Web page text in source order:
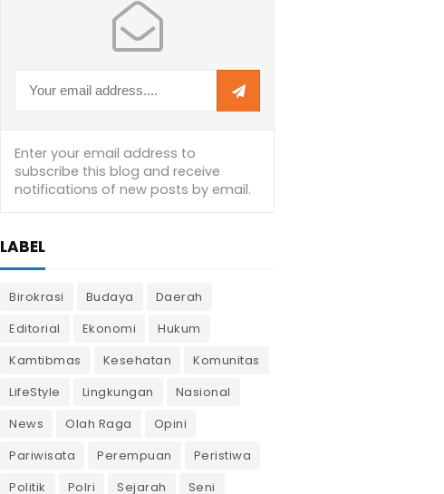
LABEL
Birokrasi Budaya
Daerah
Editorial
Ekonomi
Hukum
Kamtibmas
Kesehatan
Komunitas
LifeStyle
Lingkungan
Nasional
News
Olah Raga
Opini
Pariwisata
Perempuan
Peristiwa
Politik
Polri Sejarah Seni